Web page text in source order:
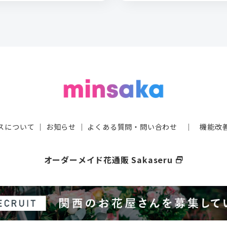
について ｜ お知らせ ｜ よくある質問・問い合わせ ｜機能改
オーダーメイド花通販 Sakaseru select_window